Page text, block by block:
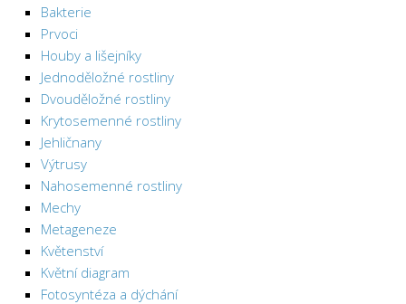
Bakterie
Prvoci
Houby a lišejníky
Jednoděložné rostliny
Dvouděložné rostliny
Krytosemenné rostliny
Jehličnany
Výtrusy
Nahosemenné rostliny
Mechy
Metageneze
Květenství
Květní diagram
Fotosyntéza a dýchání